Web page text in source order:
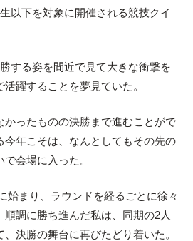
以下を対象に開催される競技クイ
する姿を間近で見て大きな衝撃を
躍することを夢見ていた。
かったものの決勝まで進むことがで
今年こそは、なんとしてもその先の
会場に入った。
始まり、ラウンドを経るごとに徐々
調に勝ち進んだ私は、同期の2人
決勝の舞台に再びたどり着いた。